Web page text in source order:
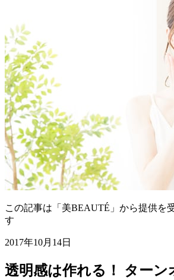
この記事は「美BEAUTÉ」から提供を
す
2017年10月14日
透明感は作れる！ ターン